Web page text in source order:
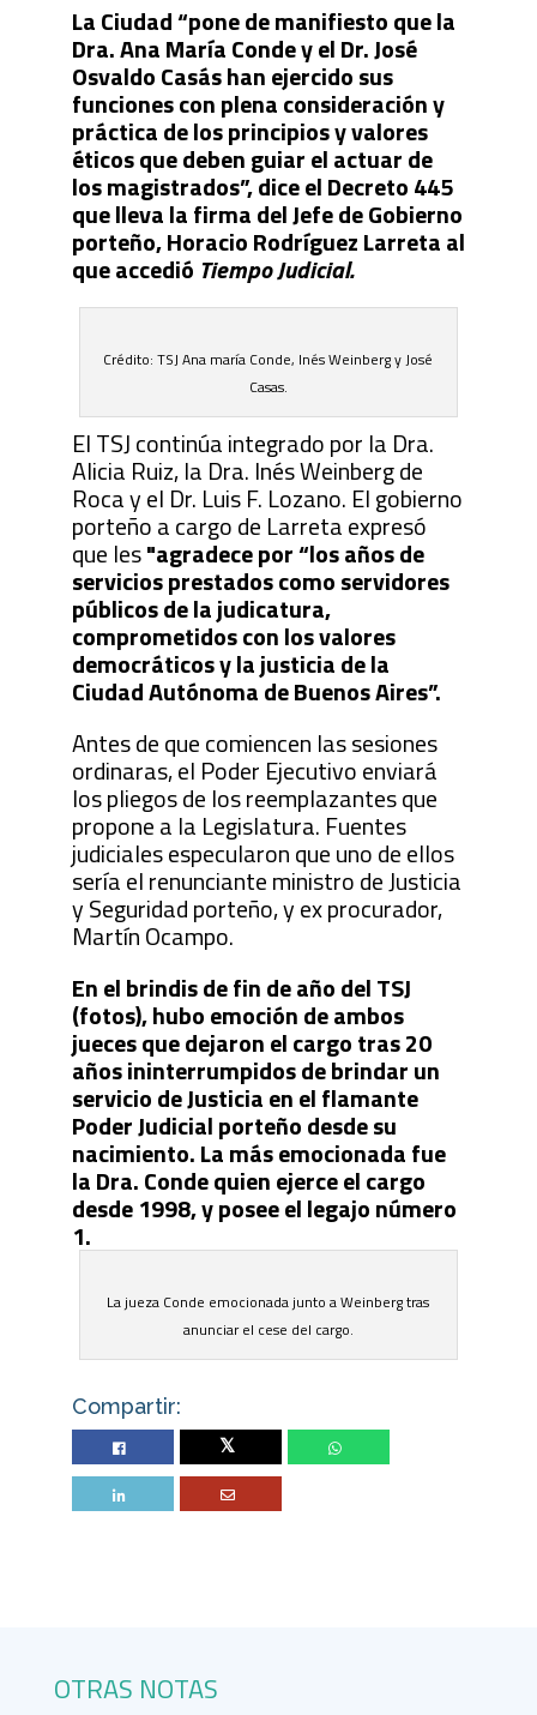
La Ciudad “pone de manifiesto que la
Dra. Ana María Conde y el Dr. José
Osvaldo Casás han ejercido sus
funciones con plena consideración y
práctica de los principios y valores
éticos que deben guiar el actuar de
los magistrados”, dice el Decreto 445
que lleva la firma del Jefe de Gobierno
porteño, Horacio Rodríguez Larreta al
que accedió Tiempo Judicial.
Crédito: TSJ Ana maría Conde, Inés Weinberg y José
Casas.
El TSJ continúa integrado por la Dra.
Alicia Ruiz, la Dra. Inés Weinberg de
Roca y el Dr. Luis F. Lozano. El gobierno
porteño a cargo de Larreta expresó
que les"agradece por “los años de
servicios prestados como servidores
públicos de la judicatura,
comprometidos con los valores
democráticos y la justicia de la
Ciudad Autónoma de Buenos Aires”.
Antes de que comiencen las sesiones
ordinaras, el Poder Ejecutivo enviará
los pliegos de los reemplazantes que
propone a la Legislatura. Fuentes
judiciales especularon que uno de ellos
sería el renunciante ministro de Justicia
y Seguridad porteño, y ex procurador,
Martín Ocampo.
En el brindis de fin de año del TSJ
(fotos), hubo emoción de ambos
jueces que dejaron el cargo tras 20
años ininterrumpidos de brindar un
servicio de Justicia en el flamante
Poder Judicial porteño desde su
nacimiento. La más emocionada fue
la Dra. Conde quien ejerce el cargo
desde 1998, y posee el legajo número
1.
La jueza Conde emocionada junto a Weinberg tras
anunciar el cese del cargo.
Compartir:
Twitter
OTRAS NOTAS